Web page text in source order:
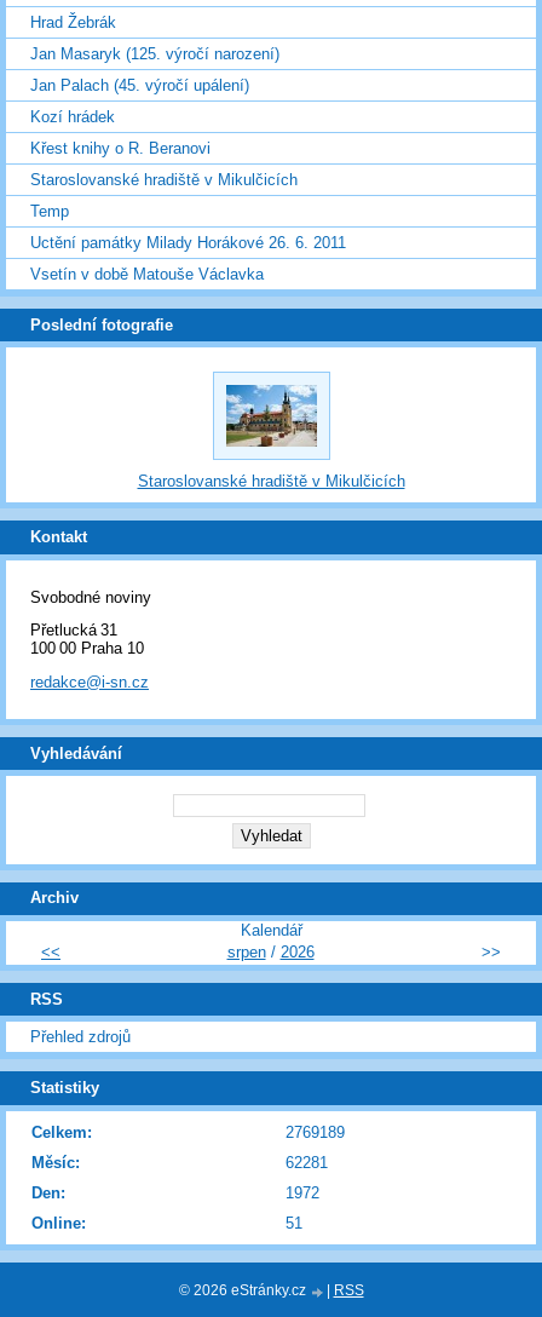
Hrad Žebrák
Jan Masaryk (125. výročí narození)
Jan Palach (45. výročí upálení)
Kozí hrádek
Křest knihy o R. Beranovi
Staroslovanské hradiště v Mikulčicích
Temp
Uctění památky Milady Horákové 26. 6. 2011
Vsetín v době Matouše Václavka
Poslední fotografie
Staroslovanské hradiště v Mikulčicích
Kontakt
Svobodné noviny
Přetlucká 31
100 00 Praha 10
redakce@i-sn.cz
Vyhledávání
Archiv
Kalendář
<<
srpen/ 2026 >>
RSS
Přehled zdrojů
Statistiky
Online: 51
Celkem:
2769189
Měsíc:
62281
Den:
1972
© 2026 eStránky.cz RSS